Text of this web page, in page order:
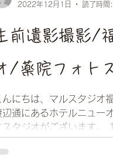
前遺影撮影/
/薬院フォト
んにちは、マルスタジオ
辺通にあるホテルニュー
スタジオがございます。
いように暖かくしてお過
2022年12月1日
読了時間